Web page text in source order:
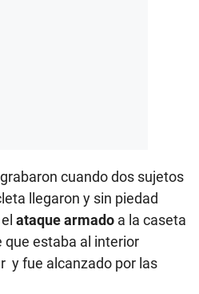
cuando dos sujetos
llegaron y sin piedad
ataque armado a la caseta
que estaba al interior
y fue alcanzado por las